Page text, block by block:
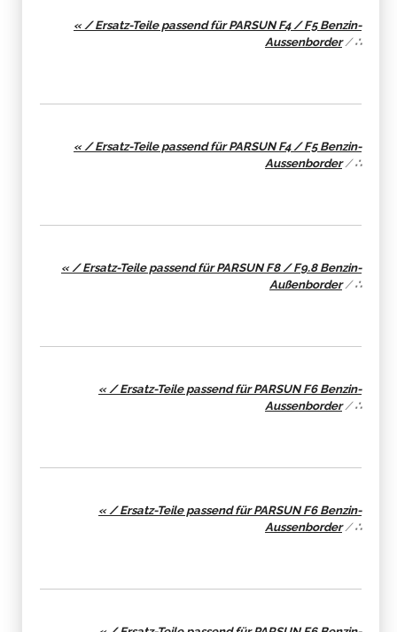
« / Ersatz-Teile passend für PARSUN F4 / F5 Benzin-
Aussenborder/∴
« / Ersatz-Teile passend für PARSUN F4 / F5 Benzin-
Aussenborder/∴
« / Ersatz-Teile passend für PARSUN F8 / F9.8 Benzin-
Außenborder/∴
« / Ersatz-Teile passend für PARSUN F6 Benzin-
Aussenborder/∴
« / Ersatz-Teile passend für PARSUN F6 Benzin-
Aussenborder/∴